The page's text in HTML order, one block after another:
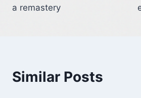
a remastery
Similar Posts